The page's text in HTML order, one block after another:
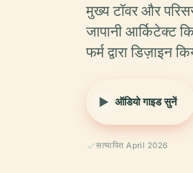
मुख्य टॉवर और
जापानी आर्किटेक्ट
फर्म द्वारा डिज़ाइन
ऑडियो गाइड सुनें
सत्यापित April 2026